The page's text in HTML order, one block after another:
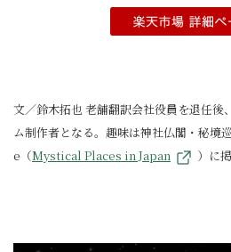
文／鈴木拓也 老舗翻訳会社役員を退任後
ム制作者となる。趣味は神社仏閣・秘境
e（Mystical Places in Japan ）に